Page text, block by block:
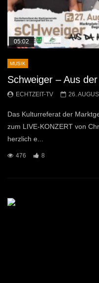
05:02
MUSIK
Schweiger – Aus
ECHTZEIT-TV 26.
Das Kulturreferat der
zum LIVE-KONZERT von
herzlich e...
476 8